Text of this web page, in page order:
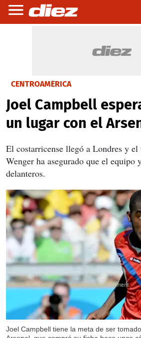
CENTROAMÉRICA
Joel Campbell
un lugar con el
El costarricense llegó a Londres y
Wenger ha asegurado que el equipo
delanteros.
Joel Campbell tiene la meta de ser